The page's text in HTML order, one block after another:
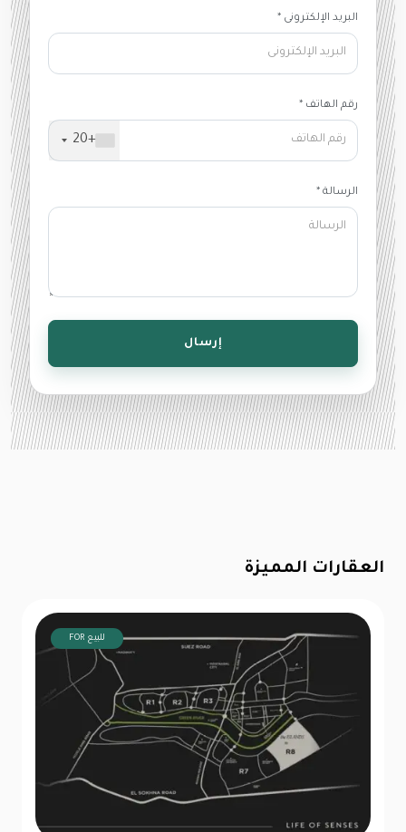
البريد الإلكترونى *
رقم الهاتف *
+20
الرسالة *
إرسال
العقارات المميزة
FOR للبيع